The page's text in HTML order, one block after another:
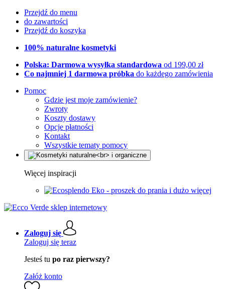
Przejdź do menu
do zawartości
Przejdź do koszyka
100% naturalne kosmetyki
Polska: Darmowa wysyłka standardowa od 199,00 zł
Co najmniej 1 darmowa próbka do każdego zamówienia
Pomoc
Gdzie jest moje zamówienie?
Zwroty
Koszty dostawy
Opcje płatności
Kontakt
Wszystkie tematy pomocy
Więcej inspiracji
Eko - proszek do prania i dużo więcej
Zaloguj się
Zaloguj się teraz
Jesteś tu po raz pierwszy?
Załóż konto